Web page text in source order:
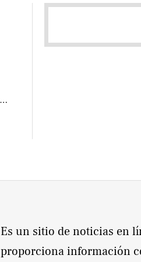
Es un sitio de noticias en
proporciona información